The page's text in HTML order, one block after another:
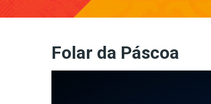
Folar da Páscoa